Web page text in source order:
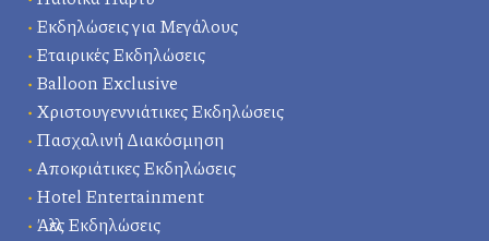
• Εκδηλώσεις για Μεγάλους
• Εταιρικές Εκδηλώσεις
• Balloon Exclusive
• Χριστουγεννιάτικες Εκδηλώσεις
• Πασχαλινή Διακόσμηση
•Αποκριάτικες Εκδηλώσεις
• Hotel Entertainment
• Άλλες Εκδηλώσεις